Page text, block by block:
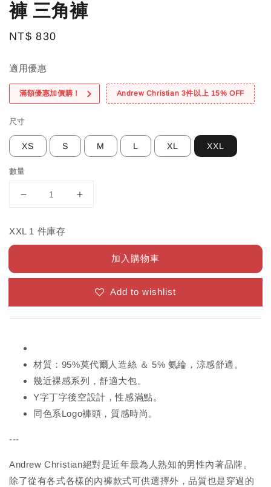
褲 三角褲
Regular
NT$ 830
適用優惠
滿額優惠加價購！ Andrew Christian 3件以上 15% OFF
尺寸
XS S M L XL XXL
數量
XXL 1 件庫存
加入購物車
Add to wishlist
材質：95%莫代爾人造絲 ＆ 5% 氨綸，涼感舒適。
幾近裸感系列，舒適大包。
Y字丁字後空設計，性感滿點。
同色系Logo褲頭，質感時尚。
---
Andrew Christian絕對是近年最為人熟知的男性內著品牌。
除了從有各式各樣的內褲款式可供選擇外，品質也是穿過的